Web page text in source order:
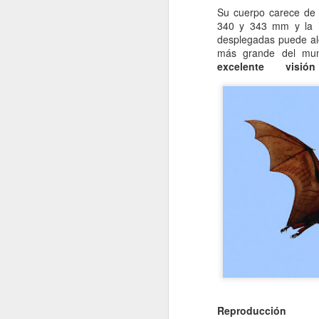
Su cuerpo carece
340 y 343 mm y la
desplegadas puede
más grande del
excelente visión
Reproducción